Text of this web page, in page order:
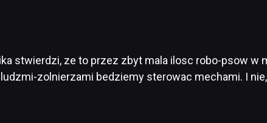
stwierdzi, ze to przez zbyt mala ilosc robo-psow w
zolnierzami bedziemy sterowac mechami. I